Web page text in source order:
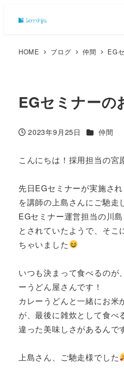
HOME ブログ 仲間 EG
EGセミナーの
投稿日
2023年9月25日 カテゴリー
仲間
こんにちは！採用担当の宮
先日EGセミナーが実施さ
を講師の上島さんにご馳走
EGセミナー運営担当の川
とされていたようで、そこ
ちゃいました
いつも決まって食べるのが
ーうどん屋さんです！
カレーうどんと一緒にお米
が、最後に雑炊として食べ
違った美味しさがあるんで
上島さん、ご馳走様でした